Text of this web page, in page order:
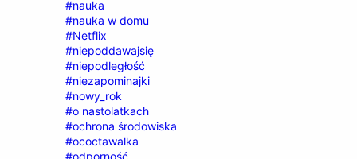
#nauka
#nauka w domu
#Netflix
#niepoddawajsię
#niepodległość
#niezapominajki
#nowy_rok
#o nastolatkach
#ochrona środowiska
#ococtawalka
#odporność